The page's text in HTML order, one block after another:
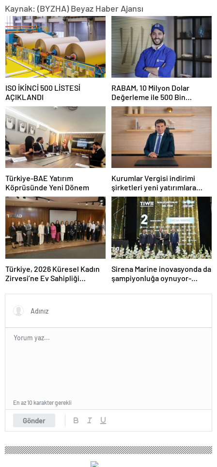
Kaynak: (BYZHA) Beyaz Haber Ajansı
ISO İKİNCİ 500 LİSTESİ
AÇIKLANDI
RABAM, 10 Milyon Dolar
Değerleme ile 500 Bin
Dolarlık Yatırım Aldı
Türkiye-BAE Yatırım
Köprüsünde Yeni Dönem
Kurumlar Vergisi indirimi
şirketleri yeni yatırımlara
yönlendirecek
Türkiye, 2026 Küresel Kadın
Zirvesi’ne Ev Sahipliği
Sirena Marine inovasyonda da
şampiyonluğa oynuyor-
Gönder
En az 10 karakter gerekli